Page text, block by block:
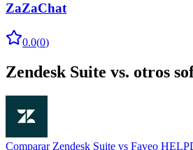
ZaZaChat
0.0(0)
Zendesk Suite vs. otros
Comparar Zendesk Suite vs Faveo